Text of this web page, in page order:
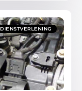
DIENSTVERLENING